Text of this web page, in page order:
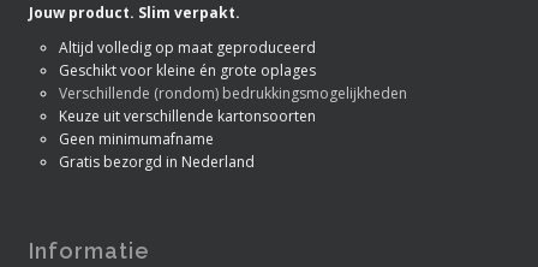
Jouw product. Slim verpakt.
Altijd volledig op maat geproduceerd
Geschikt voor kleine én grote oplages
Verschillende (rondom) bedrukkingsmogelijkheden
Keuze uit verschillende kartonsoorten
Geen minimumafname
Gratis bezorgd in Nederland
Informatie